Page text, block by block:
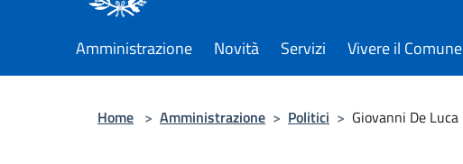
Amministrazione Novità Servizi Vivere il Comune
Home > Amministrazione > Politici > Giovanni De Luca